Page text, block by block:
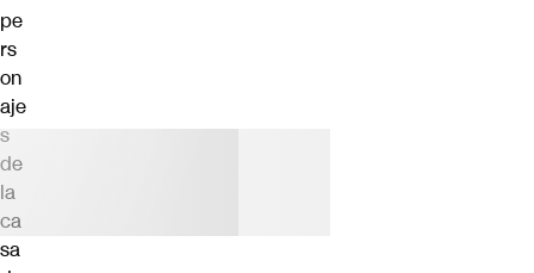
pe
rs
on
aje
s
de
la
ca
sa